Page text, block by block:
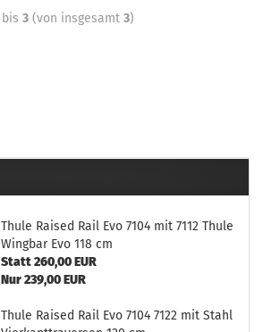
bis 3(von insgesamt 3)
Thule Raised Rail Evo 7104 mit 7112 Thule
Wingbar Evo 118 cm
Statt 260,00 EUR
Nur 239,00 EUR
Thule Raised Rail Evo 7104 7122 mit Stahl